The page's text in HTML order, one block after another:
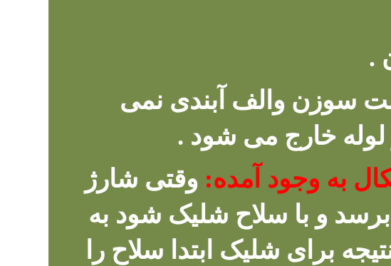
.
سوزن والف آبندی نمی
خارج می شود .
به وجود آمده: وقتی شارژ
بار فشار برسد و با سلاح شلیک شود به
برای شلیک ابتدا سلاح را